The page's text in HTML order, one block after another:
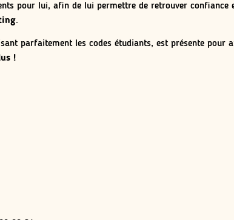
pour lui, afin de lui permettre de retrouver confiance
.
parfaitement les codes étudiants, est présente pour
!